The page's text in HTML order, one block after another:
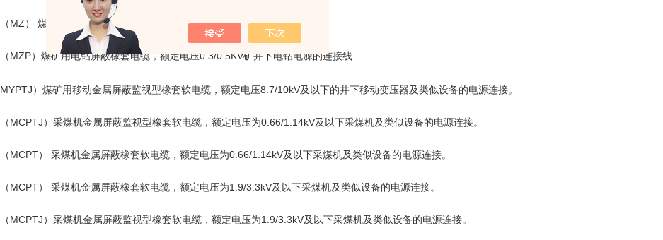
（MZ） 煤矿用电钻电缆， 额定电压0.3/0.5KV矿井下电钻电源的连接线。
（MZP）煤矿用电钻屏蔽橡套电缆，额定电压0.3/0.5KV矿井下电钻电源的连接线
MYPTJ）煤矿用移动金属屏蔽监视型橡套软电缆，额定电压8.7/10kV及以下的井下移动变压器及类似设备的电源连接。
（MCPTJ）采煤机金属屏蔽监视型橡套软电缆，额定电压为0.66/1.14kV及以下采煤机及类似设备的电源连接。
（MCPT） 采煤机金属屏蔽橡套软电缆，额定电压为0.66/1.14kV及以下采煤机及类似设备的电源连接。
（MCPT） 采煤机金属屏蔽橡套软电缆，额定电压为1.9/3.3kV及以下采煤机及类似设备的电源连接。
（MCPTJ）采煤机金属屏蔽监视型橡套软电缆，额定电压为1.9/3.3kV及以下采煤机及类似设备的电源连接。